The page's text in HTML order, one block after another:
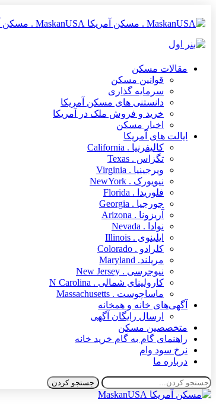
MaskanUSA . مسکن آمریکا - مسکن آمریکا MaskanUSA مرجعی در زمینه املاک و مسکن آمریکا برای فارسی زبانان
مقالات مسکن
قوانین مسکن
سرمایه گذاری
دانستنی های مسکن آمریکا
خرید و فروش ملک در آمریکا
اخبار مسکن
ایالت های آمریکا
کالیفرنیا . California
تگزاس . Texas
ویرجینیا . Virginia
نیویورک . NewYork
فلوریدا . Florida
جورجیا . Georgia
آریزونا . Arizona
نوادا . Nevada
ایلینوی . Illinois
کلرادو . Colorado
مریلند. Maryland
نیوجرسی . New Jersey
کارولینای شمالی . N Carolina
ماساچوست . Massachusetts
آگهی‌های خانه و همخانه
ارسال رایگان آگهی
متخصصین مسکن
راهنمای گام به گام خرید خانه
نرخ سود وام
درباره ما